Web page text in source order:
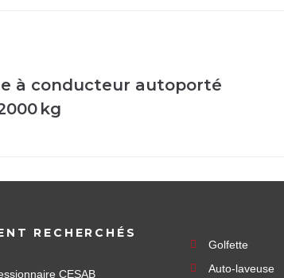
à conducteur autoporté
kg
RECHERCHÉS
CESAB
Golfette
Auto-laveuse